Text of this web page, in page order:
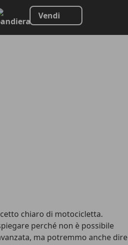
Vendi
chiaro di motocicletta.
perché non è possibile
ma potremmo anche dire